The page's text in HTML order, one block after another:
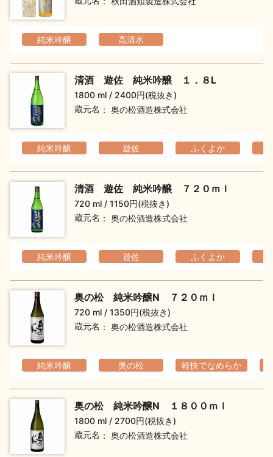
純米吟醸 高清水
清酒 遊佐 純米吟醸 １．８L
1800 ml
2400円(税抜き)
蔵元名
奥の松酒造株式会社
純米吟醸 遊佐 ふくよか
清酒 遊佐 純米吟醸 ７２０ｍｌ
720 ml
1150円(税抜き)
蔵元名
奥の松酒造株式会社
純米吟醸 遊佐 ふくよか
奥の松 純米吟醸N ７２０ｍｌ
720 ml
1350円(税抜き)
蔵元名
奥の松酒造株式会社
純米吟醸 奥の松 軽快でなめらか
奥の松 純米吟醸N １８００ｍｌ
1800 ml
2700円(税抜き)
蔵元名
奥の松酒造株式会社